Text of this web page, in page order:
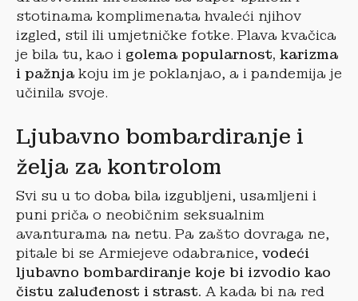
stotinama komplimenata hvaleći njihov
izgled, stil ili umjetničke fotke. Plava kvačica
je bila tu, kao i golema popularnost, karizma
i pažnja koju im je poklanjao, a i pandemija je
učinila svoje.
Ljubavno bombardiranje i
želja za kontrolom
Svi su u to doba bila izgubljeni, usamljeni i
puni priča o neobičnim seksualnim
avanturama na netu. Pa zašto dovraga ne,
pitale bi se Armiejeve odabranice, vodeći
ljubavno bombardiranje koje bi izvodio kao
čistu zaluđenost i strast. A kada bi na red